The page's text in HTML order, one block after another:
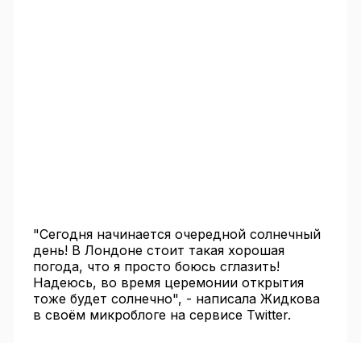
"Сегодня начинается очередной солнечный
день! В Лондоне стоит такая хорошая
погода, что я просто боюсь сглазить!
Надеюсь, во время церемонии открытия
тоже будет солнечно", - написала Жидкова
в своём микроблоге на сервисе Twitter.